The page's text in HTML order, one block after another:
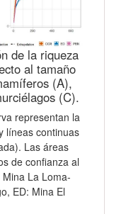
de la riqueza
al tamaño
(A),
(C).
representan la
líneas continuas
Las áreas
de confianza al
La Loma-
ED: Mina El